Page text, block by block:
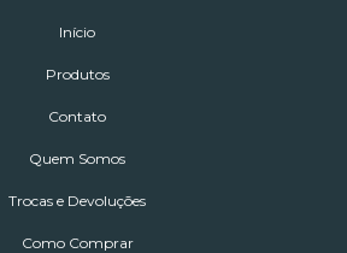
Início
Produtos
Contato
Quem Somos
Trocas e Devoluções
Como Comprar